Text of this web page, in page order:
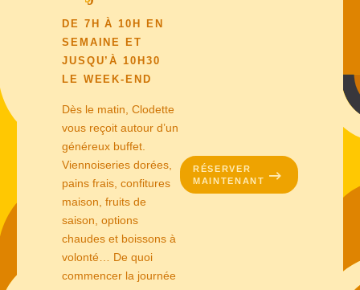
DE 7H À 10H EN
SEMAINE ET
JUSQU’À 10H30
LE WEEK-END
Dès le matin, Clodette
vous reçoit autour d’un
généreux buffet.
Viennoiseries dorées,
pains frais, confitures
maison, fruits de
saison, options
chaudes et boissons à
volonté… De quoi
commencer la journée
RÉSERVER
MAINTENANT